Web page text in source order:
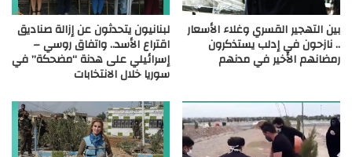
بين التهجير القسري وغلاء الأسعار
.. نازحون في إدلب يستذكرون
رمضانهم الأخير في مدنهم
لبنانيون يتحدثون عن إزالة صناديق
اقتراع الأسد.. واتفاق روسي –
إسرائيلي على هدنة “مضحكة” في
سوريا خلال الانتخابات